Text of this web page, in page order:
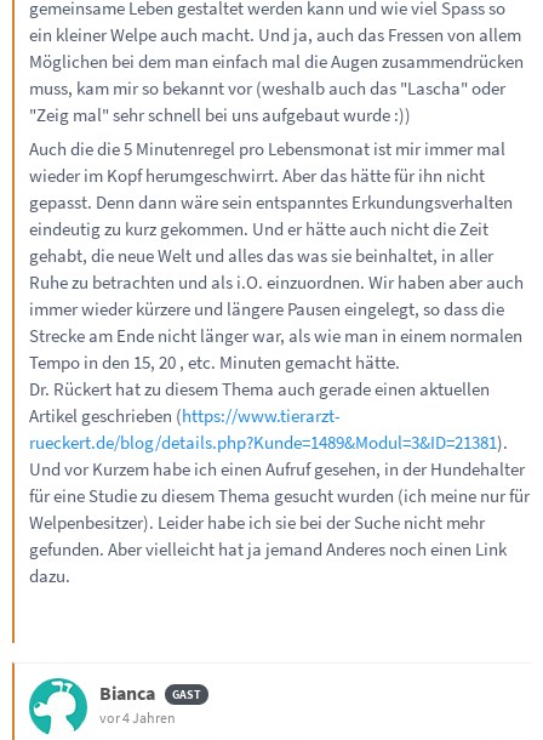
gemeinsame Leben gestaltet werden kann und wie viel Spass so
ein kleiner Welpe auch macht. Und ja, auch das Fressen von allem
Möglichen bei dem man einfach mal die Augen zusammendrücken
muss, kam mir so bekannt vor (weshalb auch das "Lascha" oder
"Zeig mal" sehr schnell bei uns aufgebaut wurde :))
Auch die die 5 Minutenregel pro Lebensmonat ist mir immer mal
wieder im Kopf herumgeschwirrt. Aber das hätte für ihn nicht
gepasst. Denn dann wäre sein entspanntes Erkundungsverhalten
eindeutig zu kurz gekommen. Und er hätte auch nicht die Zeit
gehabt, die neue Welt und alles das was sie beinhaltet, in aller
Ruhe zu betrachten und als i.O. einzuordnen. Wir haben aber auch
immer wieder kürzere und längere Pausen eingelegt, so dass die
Strecke am Ende nicht länger war, als wie man in einem normalen
Tempo in den 15, 20 , etc. Minuten gemacht hätte.
Dr. Rückert hat zu diesem Thema auch gerade einen aktuellen
Artikel geschrieben (https://www.tierarzt-
rueckert.de/blog/details.php?Kunde=1489&Modul=3&ID=21381).
Und vor Kurzem habe ich einen Aufruf gesehen, in der Hundehalter
für eine Studie zu diesem Thema gesucht wurden (ich meine nur für
Welpenbesitzer). Leider habe ich sie bei der Suche nicht mehr
gefunden. Aber vielleicht hat ja jemand Anderes noch einen Link
dazu.
Bianca
vor 4 Jahren